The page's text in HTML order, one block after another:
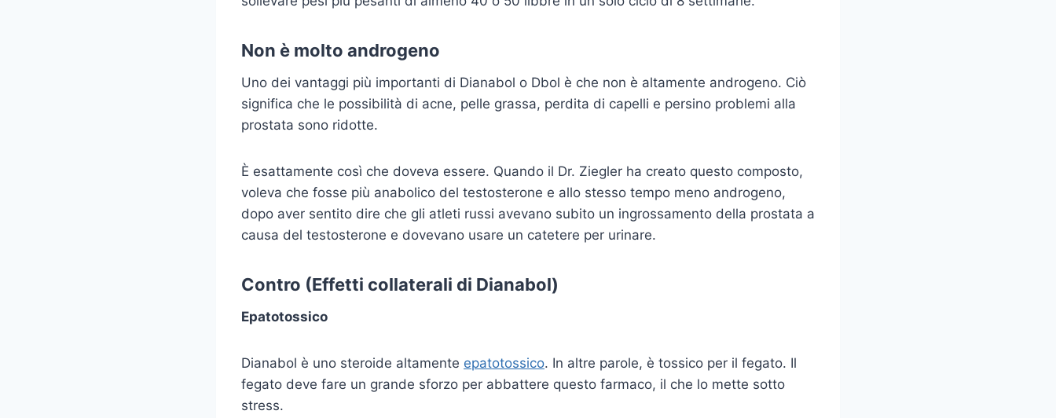
Non è molto androgeno
Uno dei vantaggi più importanti di Dianabol o Dbol è che non è altamente androgeno. Ciò
significa che le possibilità di acne, pelle grassa, perdita di capelli e persino problemi alla
prostata sono ridotte.
È esattamente così che doveva essere. Quando il Dr. Ziegler ha creato questo composto,
voleva che fosse più anabolico del testosterone e allo stesso tempo meno androgeno,
dopo aver sentito dire che gli atleti russi avevano subito un ingrossamento della prostata a
causa del testosterone e dovevano usare un catetere per urinare.
Contro (Effetti collaterali di Dianabol)
Epatotossico
Dianabol è uno steroide altamente epatotossico. In altre parole, è tossico per il fegato. Il
fegato deve fare un grande sforzo per abbattere questo farmaco, il che lo mette sotto
stress.